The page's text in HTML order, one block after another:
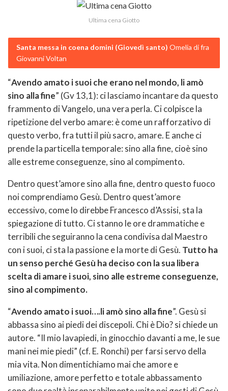
Ultima cena Giotto
Santa messa in coena domini (Giovedì santo) Omelia di fra
Giovanni Voltan
“Avendo amato i suoi che erano nel mondo, li amò
sino alla fine” (Gv 13,1): ci lasciamo incantare da questo
frammento di Vangelo, una vera perla. Ci colpisce la
ripetizione del verbo amare: è come un rafforzativo di
questo verbo, fra tutti il più sacro, amare. E anche ci
prende la particella temporale: sino alla fine, cioè sino
alle estreme conseguenze, sino al compimento.
Dentro quest’amore sino alla fine, dentro questo fuoco
noi comprendiamo Gesù. Dentro quest’amore
eccessivo, come lo direbbe Francesco d’Assisi, sta la
spiegazione di tutto. Ci stanno le ore drammatiche e
terribili che seguiranno la cena condivisa dal Maestro
con i suoi, ci sta la passione e la morte di Gesù. Tutto ha
un senso perché Gesù ha deciso con la sua libera
scelta di amare i suoi, sino alle estreme conseguenze,
sino al compimento.
“Avendo amato i suoi….li amò sino alla fine”. Gesù si
abbassa sino ai piedi dei discepoli. Chi è Dio? si chiede un
autore. “Il mio lavapiedi, in ginocchio davanti a me, le sue
mani nei mie piedi” (cf. E. Ronchi) per farsi servo della
mia vita. Non dimentichiamo mai che amore e
umiliazione, amore perfetto e totale abbassamento